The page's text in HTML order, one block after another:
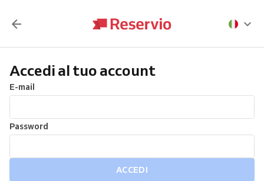
Accedi al tuo account
E-mail
Password
ACCEDI